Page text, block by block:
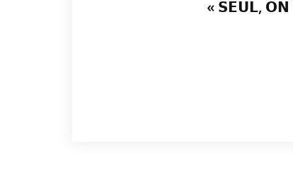
« 𝗦𝗘𝗨𝗟,